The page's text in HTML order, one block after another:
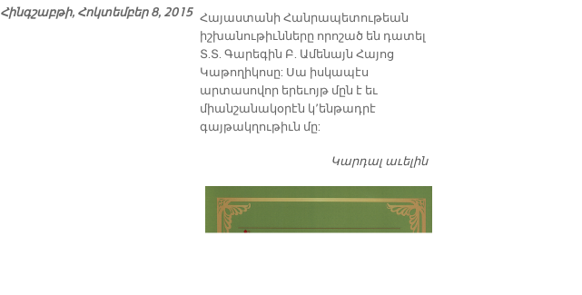
Հինգշաբթի, Հոկտեմբեր 8, 2015 ​Հայաստանի Հանրապետութեան
իշխանութիւնները որոշած են դատել
Տ.Տ. Գարեգին Բ. Ամենայն Հայոց
Կաթողիկոսը: Սա իսկապէս
արտասովոր երեւոյթ մըն է եւ
միանշանակօրէն կ՚ենթադրէ
գայթակղութիւն մը:
Կարդալ աւելինԴատել…